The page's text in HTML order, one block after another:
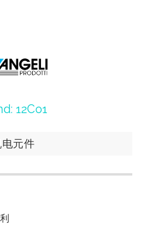
12C01
元件